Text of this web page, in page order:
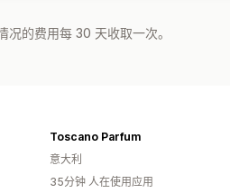
的费用每 30 天收取一次。
Toscano Parfum
意大利
35分钟 人在使用应用